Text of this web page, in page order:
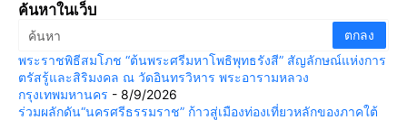
ค้นหาในเว็บ
พระราชพิธีสมโภช “ต้นพระศรีมหาโพธิพุทธรังสี” สัญลักษณ์แห่งการ
ตรัสรู้และสิริมงคล ณ วัดอินทรวิหาร พระอารามหลวง
กรุงเทพมหานคร - 8/9/2026
ร่วมผลักดัน“นครศรีธรรมราช” ก้าวสู่เมืองท่องเที่ยวหลักของภาคใต้